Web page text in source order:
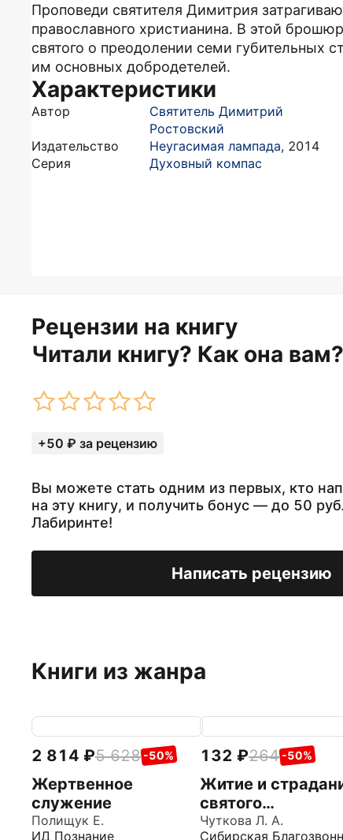
Проповеди святителя Димитрия
православного христианина. В этой
святого о преодолении семи губительных
им основных добродетелей.
Характеристики
Автор
Святитель Димитрий
Ростовский
Издательство
Неугасимая лампада, 2014
Серия
Духовный компас
Рецензии на книгу
Читали книгу? Как она вам?
+50 ₽ за рецензию
Вы можете стать одним из первых, кто
на эту книгу, и получить бонус — до 50
Лабиринте!
Написать рецензию
Книги из жанра
2 814 5 628 -50%
Жертвенное
служение
Полищук Е.
ИД Познание
132 264 -50%
Житие и
святого
великомученика
Чуткова Л. А.
Сибирская